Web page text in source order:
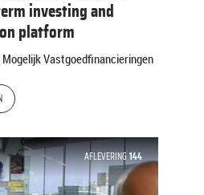
investing and
platform
Mogelijk Vastgoedfinancieringen
AFLEVERING 144